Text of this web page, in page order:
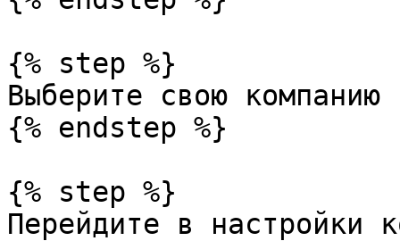
{% step %}
Выберите свою
{% endstep %}
{% step %}
Перейдите в настройки